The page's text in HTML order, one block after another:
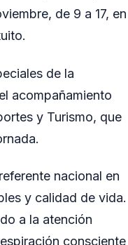
de 9 a 17, en
de la
acompañamiento
y Turismo, que
nacional en
y calidad de vida.
a la atención
consciente